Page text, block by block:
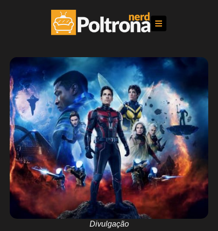
Divulgação